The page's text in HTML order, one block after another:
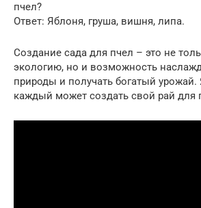
пчел?
Ответ: Яблоня, груша, вишня, липа.
Создание сада для пчел – это не
экологию, но и возможность
природы и получать богатый урожай.
каждый может создать свой рай для